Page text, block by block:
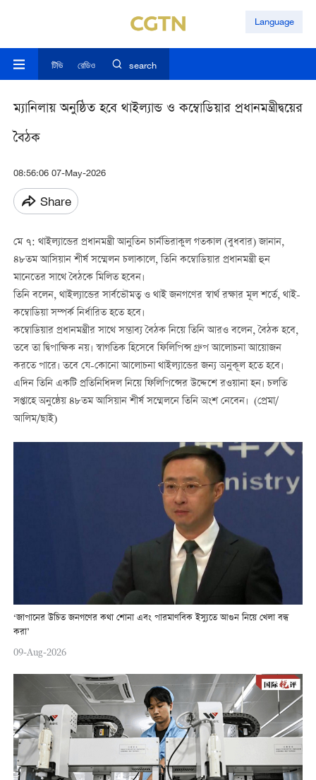
Language
টিভি রেডিও search
ম্যানিলায় অনুষ্ঠিত হবে থাইল্যান্ড ও কম্বোডিয়ার প্রধানমন্ত্রীদ্বয়ের
বৈঠক
08:56:06 07-May-2026
Share
মে ৭: থাইল্যান্ডের প্রধানমন্ত্রী আনুতিন চার্নভিরাকুল গতকাল (বুধবার) জানান,
৪৮তম আসিয়ান শীর্ষ সম্মেলন চলাকালে, তিনি কম্বোডিয়ার প্রধানমন্ত্রী হুন
মানেতের সাথে বৈঠকে মিলিত হবেন।
তিনি বলেন, থাইল্যান্ডের সার্বভৌমত্ব ও থাই জনগণের স্বার্থ রক্ষার মূল শর্তে, থাই-
কম্বোডিয়া সম্পর্ক নির্ধারিত হতে হবে।
কম্বোডিয়ার প্রধানমন্ত্রীর সাথে সম্ভাব্য বৈঠক নিয়ে তিনি আরও বলেন, বৈঠক হবে,
তবে তা দ্বিপাক্ষিক নয়। স্বাগতিক হিসেবে ফিলিপিন্স গ্রুপ আলোচনা আয়োজন
করতে পারে। তবে যে-কোনো আলোচনা থাইল্যান্ডের জন্য অনুকূল হতে হবে।
এদিন তিনি একটি প্রতিনিধিদল নিয়ে ফিলিপিন্সের উদ্দেশে রওয়ানা হন। চলতি
সপ্তাহে অনুষ্ঠেয় ৪৮তম আসিয়ান শীর্ষ সম্মেলনে তিনি অংশ নেবেন। (প্রেমা/
আলিম/ছাই)
‘জাপানের উচিত জনগণের কথা শোনা এবং পারমাণবিক ইস্যুতে আগুন নিয়ে খেলা বন্ধ
করা’
09-Aug-2026